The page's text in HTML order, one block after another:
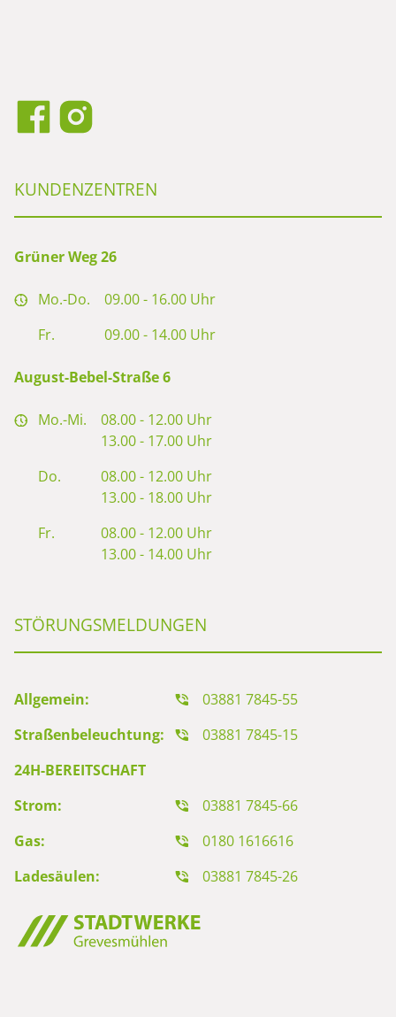
KUNDENZENTREN
Grüner Weg 26
Mo.-Do. 09.00 - 16.00 Uhr
Fr.
09.00 - 14.00 Uhr
August-Bebel-Straße 6
Mo.-Mi. 08.00 - 12.00 Uhr
13.00 - 17.00 Uhr
Do.
08.00 - 12.00 Uhr
13.00 - 18.00 Uhr
Fr.
08.00 - 12.00 Uhr
13.00 - 14.00 Uhr
STÖRUNGSMELDUNGEN
Allgemein:
03881 7845-55
Straßenbeleuchtung:
03881 7845-15
24H-BEREITSCHAFT
Strom:
03881 7845-66
Gas:
0180 1616616
Ladesäulen:
03881 7845-26